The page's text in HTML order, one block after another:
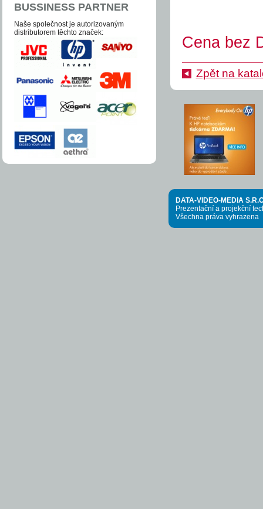
BUSSINESS PARTNER
Naše společnost je auto­­ri­zo­va­ným
distri­bu­to­­rem těchto zna­ček:
Cena bez
Zpět na
DATA-VIDEO-MEDIA
Prezentační a projekční
Všechna práva vyhrazena